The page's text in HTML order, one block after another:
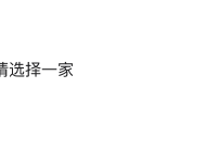
选择一家